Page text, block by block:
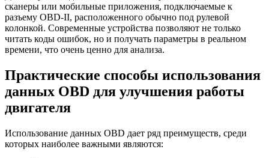
сканеры или мобильные приложения, подключаемые к
разъему OBD-II, расположенного обычно под рулевой
колонкой. Современные устройства позволяют не только
читать коды ошибок, но и получать параметры в реальном
времени, что очень ценно для анализа.
Практические способы использования
данных OBD для улучшения работы
двигателя
Использование данных OBD дает ряд преимуществ, среди
которых наиболее важными являются: